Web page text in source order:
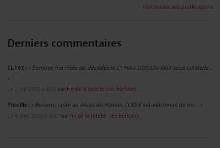
Voir toutes ses publications
Derniers commentaires
CLT65 :« Bonjour, ma mère est décédée le 17 Mars 2025.Elle était sous curatelle ...
»
Le 3 juil. 2025 à 11:25 sur Fin de la tutelle : les héritiers ...
Priscille :« Bonjour, suite au décès de Maman, l'UDAF est-elle tenue de me ... »
Le 9 janv. 2025 à 11:47sur Fin de la tutelle : les héritiers ...